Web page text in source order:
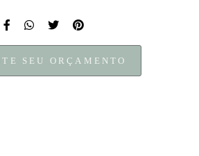
SEU ORÇAMENTO